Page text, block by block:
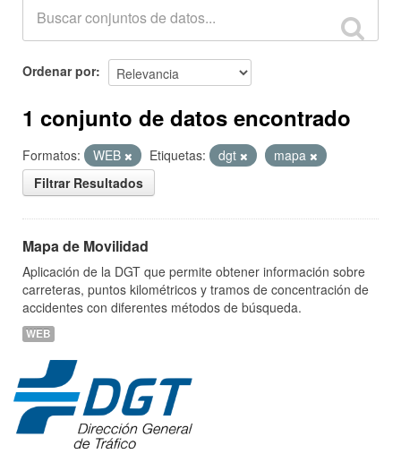
Ordenar por
1 conjunto de datos encontrado
Formatos: WEB Etiquetas: dgt
mapa
Filtrar Resultados
Mapa de Movilidad
Aplicación de la DGT que permite obtener información sobre
carreteras, puntos kilométricos y tramos de concentración de
accidentes con diferentes métodos de búsqueda.
WEB